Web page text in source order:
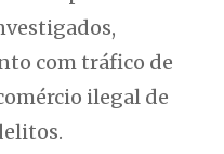
com tráfico de
ilegal de